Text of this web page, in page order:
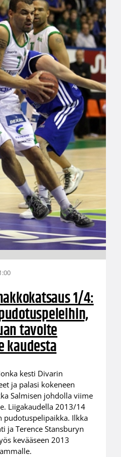
1/4:
tavoite
kaudesta
kesti Divarin
ja palasi kokeneen
Salmisen johdolla viime
Liigakaudella 2013/14
pudotuspelipaikka. Ilkka
ja Terence Stansburyn
kevääseen 2013